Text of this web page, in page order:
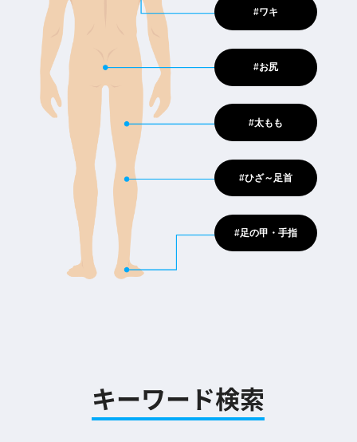
#ワキ
#お尻
#太もも
#ひざ～足首
#足の甲・手指
キーワード検索